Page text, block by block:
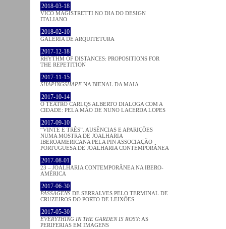
2018-03-18
VICO MAGISTRETTI NO DIA DO DESIGN
ITALIANO
2018-02-10
GALERIA DE ARQUITETURA
2017-12-18
RHYTHM OF DISTANCES: PROPOSITIONS FOR
THE REPETITION
2017-11-15
SHAPINGSHAPE NA BIENAL DA MAIA
2017-10-14
O TEATRO CARLOS ALBERTO DIALOGA COM A
CIDADE: PELA MÃO DE NUNO LACERDA LOPES
2017-09-10
“VINTE E TRÊS”. AUSÊNCIAS E APARIÇÕES
NUMA MOSTRA DE JOALHARIA
IBEROAMERICANA PELA PIN ASSOCIAÇÃO
PORTUGUESA DE JOALHARIA CONTEMPORÂNEA
2017-08-01
23 – JOALHARIA CONTEMPORÂNEA NA IBERO-
AMÉRICA
2017-06-30
PASSAGENS DE SERRALVES PELO TERMINAL DE
CRUZEIROS DO PORTO DE LEIXÕES
2017-05-30
EVERYTHING IN THE GARDEN IS ROSY: AS
PERIFERIAS EM IMAGENS